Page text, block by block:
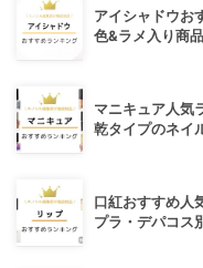
アイシャドウお
色&ラメ入り商
マニキュア人気
乾タイプのネイ
口紅おすすめ人
プラ・デパコス